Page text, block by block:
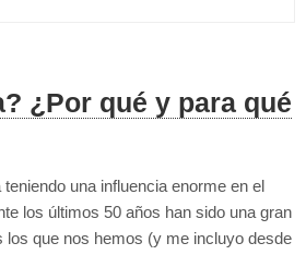
¿Por qué y para qué
una influencia enorme en el
los últimos 50 años han sido una gran
los que nos hemos (y me incluyo desde